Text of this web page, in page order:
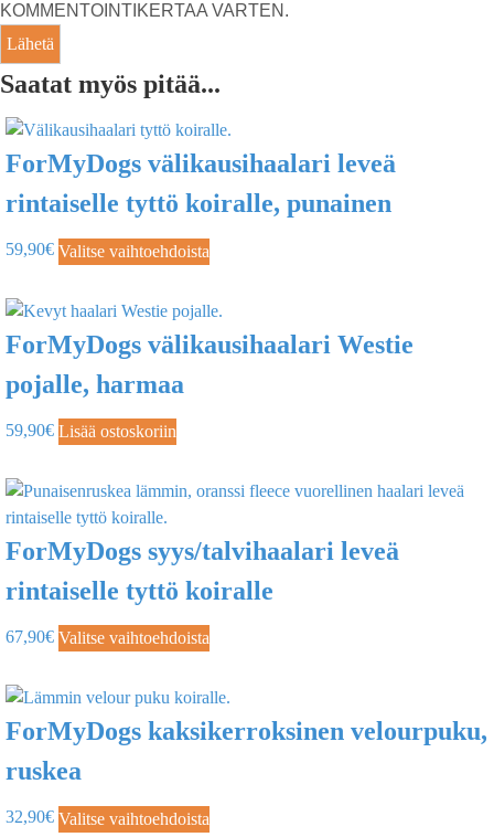
KOMMENTOINTIKERTAA VARTEN.
Saatat myös pitää...
ForMyDogs välikausihaalari leveä
rintaiselle tyttö koiralle, punainen
59,90€ Valitse vaihtoehdoista
ForMyDogs välikausihaalari Westie
pojalle, harmaa
59,90€ Lisää ostoskoriin
ForMyDogs syys/talvihaalari leveä
rintaiselle tyttö koiralle
67,90€ Valitse vaihtoehdoista
ForMyDogs kaksikerroksinen velourpuku,
ruskea
32,90€ Valitse vaihtoehdoista